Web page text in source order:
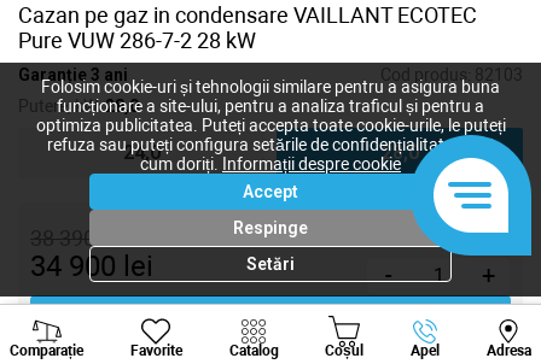
Cazan pe gaz in condensare VAILLANT ECOTEC
Pure VUW 286-7-2 28 kW
Garanție 3 ani Cod produs: 82103
Putere, kW:28,0
24,0 28,0
38 390
34 900 lei - +
Cumpără acum
Comparație Favorite Catalog Coșul Apel Adresa
Viber Whatsapp
Folosim cookie-uri și tehnologii similare pentru a asigura buna
funcționare a site-ului, pentru a analiza traficul și pentru a
optimiza publicitatea. Puteți accepta toate cookie-urile, le puteți
refuza sau puteți configura setările de confidențialitate după
cum doriți.
Informații despre cookie
Accept
Respinge
Setări